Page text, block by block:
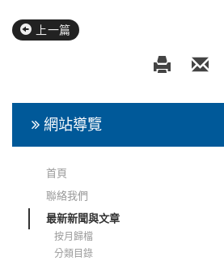
上一篇
網站導覽
首頁
聯絡我們
最新新聞與文章
按月歸檔
分類目錄